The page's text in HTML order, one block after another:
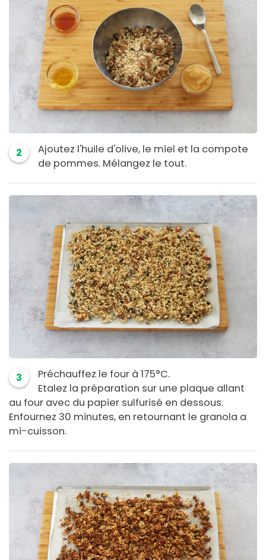
2
Ajoutez l'huile d'olive, le miel et la compote
de pommes. Mélangez le tout.
3
Préchauffez le four à 175°C.
Etalez la préparation sur une plaque allant
au four avec du papier sulfurisé en dessous.
Enfournez 30 minutes, en retournant le granola a
mi-cuisson.